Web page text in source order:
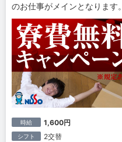
のお仕事がメインとなります。
時給 1,600円
シフト 2交替